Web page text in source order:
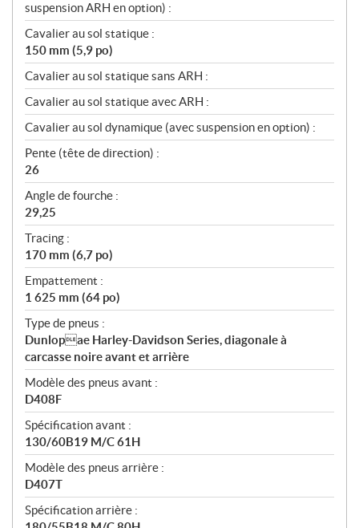
suspension ARH en option) :
Cavalier au sol statique :
150 mm (5,9 po)
Cavalier au sol statique sans ARH :
Cavalier au sol statique avec ARH :
Cavalier au sol dynamique (avec suspension en option) :
Pente (tête de direction) :
26
Angle de fourche :
29,25
Tracing :
170 mm (6,7 po)
Empattement :
1 625 mm (64 po)
Type de pneus :
Dunlopae Harley-Davidson Series, diagonale à
carcasse noire avant et arrière
Modèle des pneus avant :
D408F
Spécification avant :
130/60B19 M/C 61H
Modèle des pneus arrière :
D407T
Spécification arrière :